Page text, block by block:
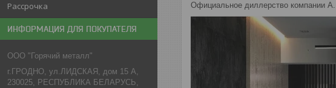
Рассрочка
ИНФОРМАЦИЯ ДЛЯ ПОКУПАТЕЛЯ
ООО "Горячий металл"
г.ГРОДНО, ул.ЛИДСКАЯ, дом 15 А,
230025, РЕСПУБЛИКА БЕЛАРУСЬ,
Официальное диллерство компании